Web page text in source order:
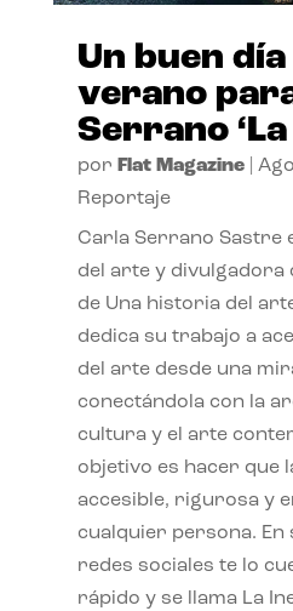
Un buen día
verano
Serrano
por Flat Magazine|
Reportaje
Carla Serrano Sastre
del arte y divulgadora
de Una historia del
dedica su trabajo a
del arte desde una
conectándola con la
cultura y el arte
objetivo es hacer que
accesible, rigurosa y
cualquier persona. En
redes sociales te lo
rápido y se llama La